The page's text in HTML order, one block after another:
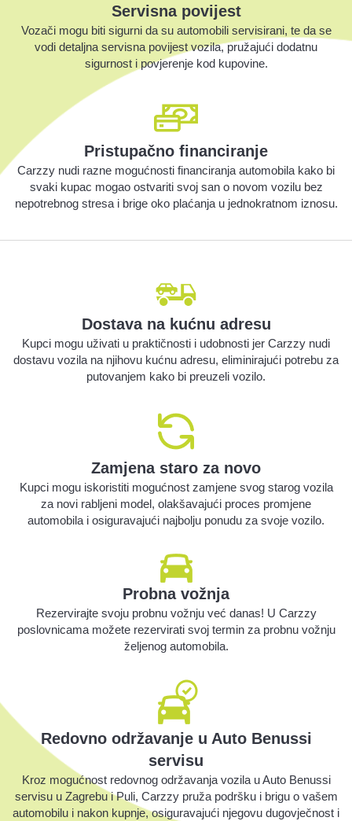
Servisna povijest
Vozači mogu biti sigurni da su automobili servisirani, te da se
vodi detaljna servisna povijest vozila, pružajući dodatnu
sigurnost i povjerenje kod kupovine.
Pristupačno financiranje
Carzzy nudi razne mogućnosti financiranja automobila kako bi
svaki kupac mogao ostvariti svoj san o novom vozilu bez
nepotrebnog stresa i brige oko plaćanja u jednokratnom iznosu.
Dostava na kućnu adresu
Kupci mogu uživati u praktičnosti i udobnosti jer Carzzy nudi
dostavu vozila na njihovu kućnu adresu, eliminirajući potrebu za
putovanjem kako bi preuzeli vozilo.
Zamjena staro za novo
Kupci mogu iskoristiti mogućnost zamjene svog starog vozila
za novi rabljeni model, olakšavajući proces promjene
automobila i osiguravajući najbolju ponudu za svoje vozilo.
Probna vožnja
Rezervirajte svoju probnu vožnju već danas! U Carzzy
poslovnicama možete rezervirati svoj termin za probnu vožnju
željenog automobila.
Redovno održavanje u Auto Benussi
servisu
Kroz mogućnost redovnog održavanja vozila u Auto Benussi
servisu u Zagrebu i Puli, Carzzy pruža podršku i brigu o vašem
automobilu i nakon kupnje, osiguravajući njegovu dugovječnost i